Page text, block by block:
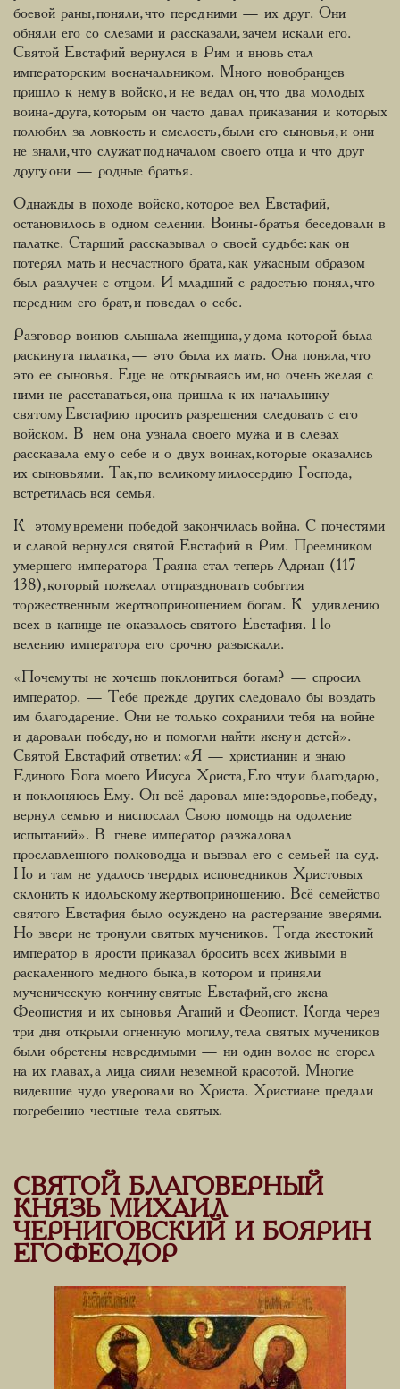
боевой раны, поняли, что перед ними — их друг. Они
обняли его со слезами и рассказали, зачем искали его.
Святой Евстафий вернулся в Рим и вновь стал
императорским военачальником. Много новобранцев
пришло к нему в войско, и не ведал он, что два молодых
воина-друга, которым он часто давал приказания и которых
полюбил за ловкость и смелость, были его сыновья, и они
не знали, что служат под началом своего отца и что друг
другу они — родные братья.
Однажды в походе войско, которое вел Евстафий,
остановилось в одном селении. Воины-братья беседовали в
палатке. Старший рассказывал о своей судьбе: как он
потерял мать и несчастного брата, как ужасным образом
был разлучен с отцом. И младший с радостью понял, что
перед ним его брат, и поведал о себе.
Разговор воинов слышала женщина, у дома которой была
раскинута палатка, — это была их мать. Она поняла, что
это ее сыновья. Еще не открываясь им, но очень желая с
ними не расставаться, она пришла к их начальнику —
святому Евстафию просить разрешения следовать с его
войском. В нем она узнала своего мужа и в слезах
рассказала ему о себе и о двух воинах, которые оказались
их сыновьями. Так, по великому милосердию Господа,
встретилась вся семья.
К этому времени победой закончилась война. С почестями
и славой вернулся святой Евстафий в Рим. Преемником
умершего императора Траяна стал теперь Адриан (117 —
138), который пожелал отпраздновать события
торжественным жертвоприношением богам. К удивлению
всех в капище не оказалось святого Евстафия. По
велению императора его срочно разыскали.
«Почему ты не хочешь поклониться богам? — спросил
император. — Тебе прежде других следовало бы воздать
им благодарение. Они не только сохранили тебя на войне
и даровали победу, но и помогли найти жену и детей».
Святой Евстафий ответил: «Я — христианин и знаю
Единого Бога моего Иисуса Христа, Его чту и благодарю,
и поклоняюсь Ему. Он всё даровал мне: здоровье, победу,
вернул семью и ниспослал Свою помощь на одоление
испытаний». В гневе император разжаловал
прославленного полководца и вызвал его с семьей на суд.
Но и там не удалось твердых исповедников Христовых
склонить к идольскому жертвоприношению. Всё семейство
святого Евстафия было осуждено на растерзание зверями.
Но звери не тронули святых мучеников. Тогда жестокий
император в ярости приказал бросить всех живыми в
раскаленного медного быка, в котором и приняли
мученическую кончину святые Евстафий, его жена
Феопистия и их сыновья Агапий и Феопист. Когда через
три дня открыли огненную могилу, тела святых мучеников
были обретены невредимыми — ни один волос не сгорел
на их главах, а лица сияли неземной красотой. Многие
видевшие чудо уверовали во Христа. Христиане предали
погребению честные тела святых.
СВЯТОЙ БЛАГОВЕРНЫЙ
КНЯЗЬ МИХАИЛ
ЧЕРНИГОВСКИЙ И БОЯРИН
ЕГО ФЕОДОР